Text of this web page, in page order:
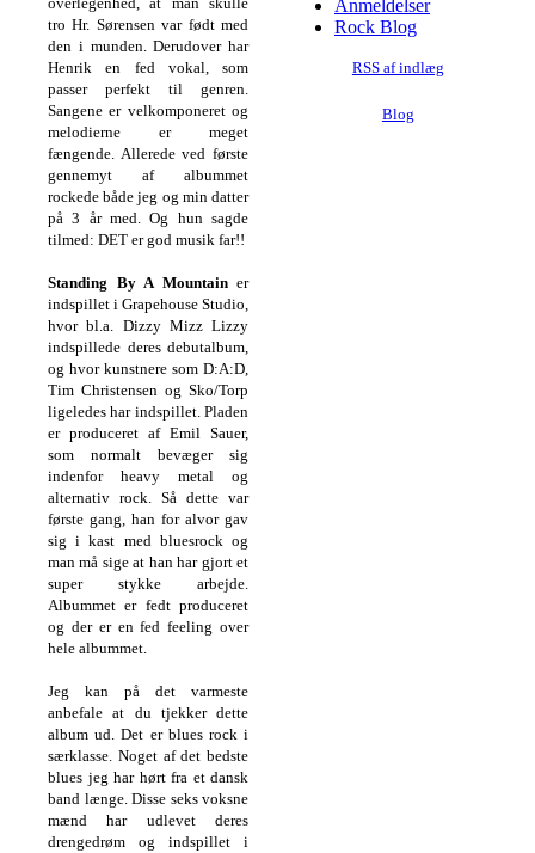
tro Hr. Sørensen var født med
den i munden. Derudover har
Henrik en fed vokal, som
passer perfekt til genren.
Sangene er velkomponeret og
melodierne er meget
fængende. Allerede ved første
gennemyt af albummet
rockede både jeg og min datter
på 3 år med. Og hun sagde
tilmed: DET er god musik far!!
Standing By A Mountainer
indspillet i Grapehouse Studio,
hvor bl.a. Dizzy Mizz Lizzy
indspillede deres debutalbum,
og hvor kunstnere som D:A:D,
Tim Christensen og Sko/Torp
ligeledes har indspillet. Pladen
er produceret af Emil Sauer,
som normalt bevæger sig
indenfor heavy metal og
alternativ rock. Så dette var
første gang, han for alvor gav
sig i kast med bluesrock og
man må sige at han har gjort et
super stykke arbejde.
Albummet er fedt produceret
og der er en fed feeling over
hele albummet.
Jeg kan på det varmeste
anbefale at du tjekker dette
album ud. Det er blues rock i
særklasse. Noget af det bedste
blues jeg har hørt fra et dansk
band længe. Disse seks voksne
mænd har udlevet deres
drengedrøm og indspillet i
Anmeldelser
Rock Blog
RSS af indlæg
Blog